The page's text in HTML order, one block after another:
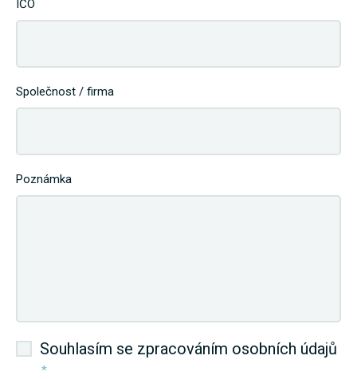
IČO
Společnost / firma
Poznámka
Souhlasím se zpracováním osobních údajů
*